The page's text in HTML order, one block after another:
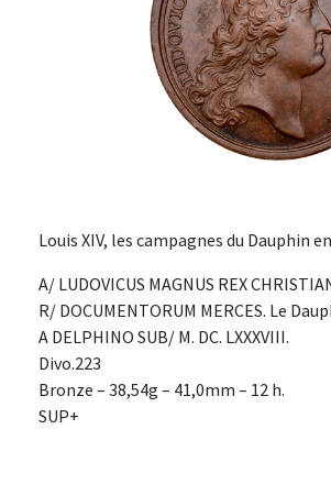
Louis XIV, les campagnes du Dauphin
A/ LUDOVICUS MAGNUS REX
R/ DOCUMENTORUM MERCES. Le
A DELPHINO SUB/ M. DC. LXXXVIII.
Divo.223
Bronze – 38,54g – 41,0mm – 12 h.
SUP+